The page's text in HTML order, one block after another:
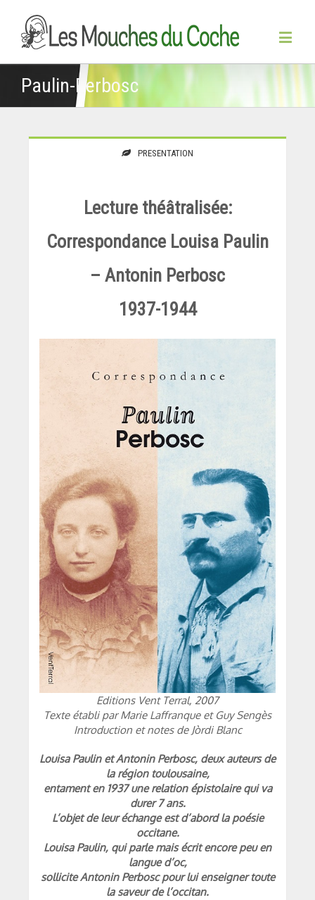
Paulin-Perbosc
PRESENTATION
Lecture théâtralisée:
Correspondance Louisa Paulin
– Antonin Perbosc
1937-1944
Editions Vent Terral, 2007
Texte établi par Marie Laffranque et Guy Sengès
Introduction et notes de Jòrdi Blanc
Louisa Paulin et Antonin Perbosc, deux auteurs de
la région toulousaine,
entament en 1937 une relation épistolaire qui va
durer 7 ans.
L’objet de leur échange est d’abord la poésie
occitane.
Louisa Paulin, qui parle mais écrit encore peu en
langue d’oc,
sollicite Antonin Perbosc pour lui enseigner toute
la saveur de l’occitan.